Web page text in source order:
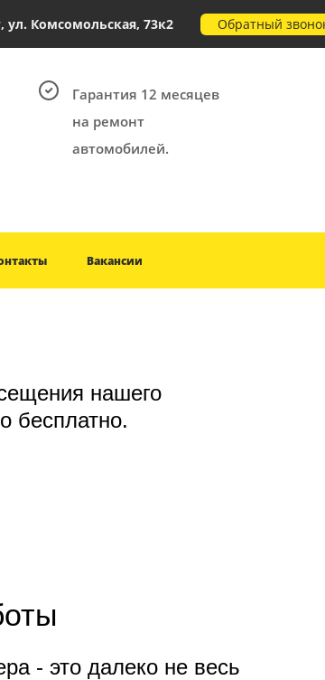
ул. Комсомольская, 73к2 Обратный
Гарантия 12 месяцев
на ремонт
автомобилей.
Вакансии
нашего
бесплатно.​
- это далеко не весь